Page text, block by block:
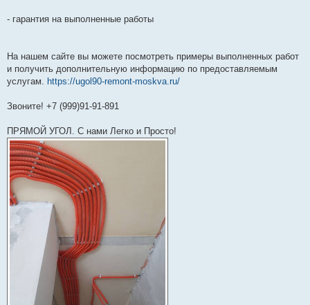
- гарантия на выполненные работы
На нашем сайте вы можете посмотреть примеры выполненных работ
и получить дополнительную информацию по предоставляемым
услугам. https://ugol90-remont-moskva.ru/
Звоните! +7 (999)91-91-891
ПРЯМОЙ УГОЛ. С нами Легко и Просто!